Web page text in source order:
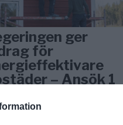
ger
för
– Ansök 1